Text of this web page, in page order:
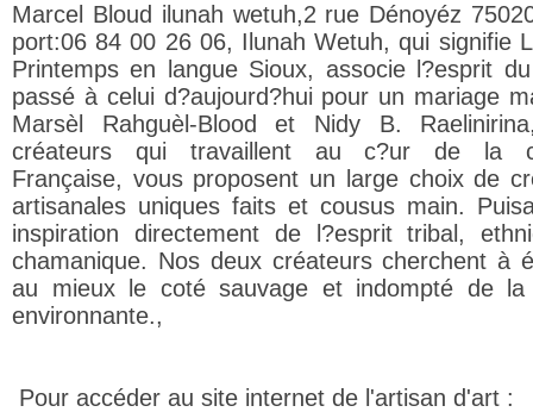
Marcel Bloud ilunah wetuh,2 rue Dénoyéz
port:06 84 00 26 06, Ilunah Wetuh, qui signifie
Printemps en langue Sioux, associe l?esprit
passé à celui d?aujourd?hui pour un mariage
Marsèl Rahguèl-Blood et Nidy B.
créateurs qui travaillent au c?ur de la
Française, vous proposent un large choix de
artisanales uniques faits et cousus main.
inspiration directement de l?esprit tribal,
chamanique. Nos deux créateurs cherchent à
au mieux le coté sauvage et indompté de la
environnante.,
Pour accéder au site internet de l'artisan d'art :